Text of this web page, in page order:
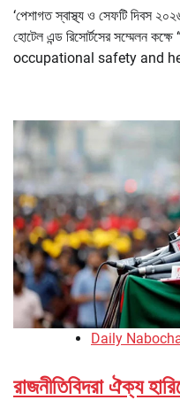
‘পেশাগত স্বাস্থ্য ও সেফটি দিবস
হোটেল এন্ড রিসোর্টসের সম্মেলন
occupational safety and
Daily
রাজনীতিবিদরা ঐক্য